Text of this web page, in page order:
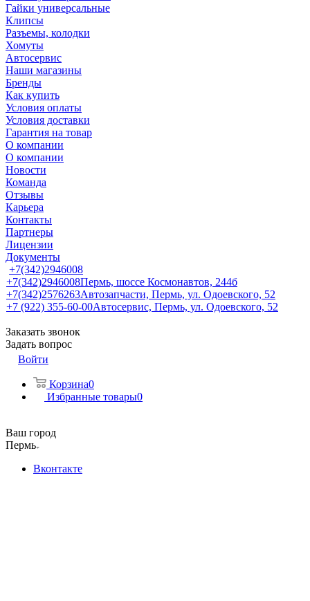
Гайки универсальные
Клипсы
Разъемы, колодки
Хомуты
Автосервис
Наши магазины
Бренды
Как купить
Условия оплаты
Условия доставки
Гарантия на товар
О компании
О компании
Новости
Команда
Отзывы
Карьера
Контакты
Партнеры
Лицензии
Документы
+7(342)2946008
+7(342)2946008Пермь, шоссе Космонавтов, 244б
+7(342)2576263Автозапчасти, Пермь, ул. Одоевского, 52
+7 (922) 355-60-00Автосервис, Пермь, ул. Одоевского, 52
Заказать звонок
Задать вопрос
Войти
Корзина0
Избранные товары0
Ваш город
Пермь
Вконтакте